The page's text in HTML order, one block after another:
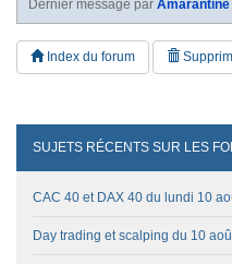
Dernier message par Amarantine
Index du forum
SUJETS RÉCENTS SUR LES
CAC 40 et DAX 40 du lundi 10
Day trading et scalping du 10